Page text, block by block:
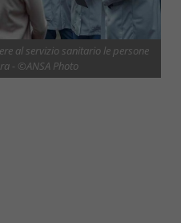
al servizio sanitario le persone
- ©ANSA Photo